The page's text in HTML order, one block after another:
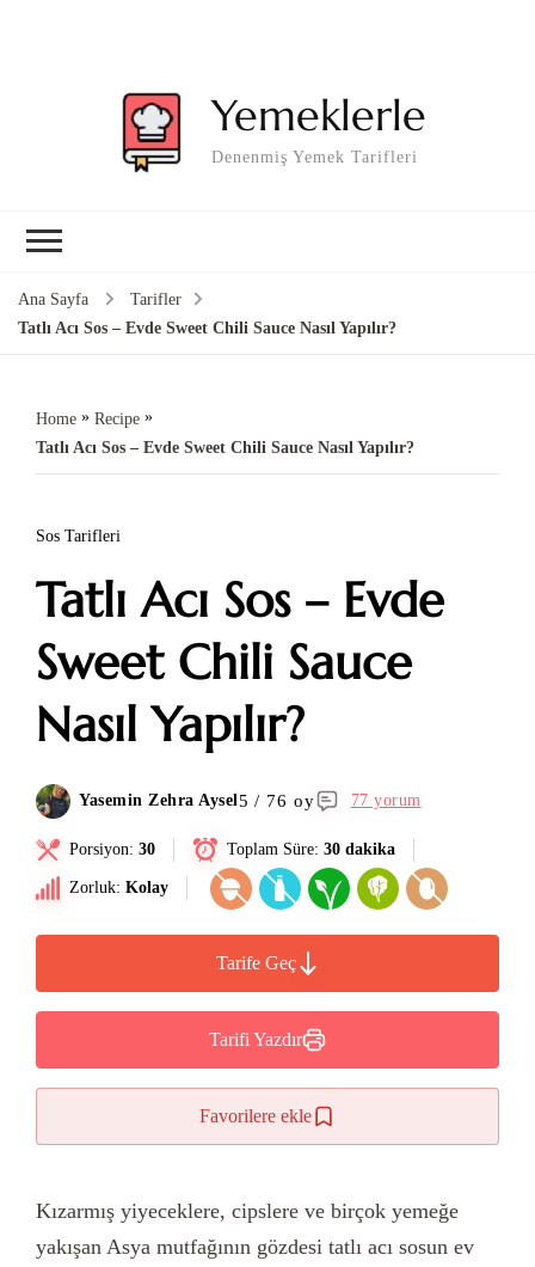
Yemeklerle
Denenmiş Yemek Tarifleri
Ana Sayfa
Tarifler
Tatlı Acı Sos – Evde Sweet Chili Sauce Nasıl Yapılır?
Home » Recipe »
Tatlı Acı Sos – Evde Sweet Chili Sauce Nasıl Yapılır?
Sos Tarifleri
Tatlı Acı Sos – Evde
Sweet Chili Sauce
Nasıl Yapılır?
Yasemin Zehra Aysel5 / 76 oy 77 yorum
Porsiyon: 30 Toplam Süre: 30 dakika
Zorluk: Kolay
Tarife Geç
Tarifi Yazdır
Favorilere ekle
Kızarmış yiyeceklere, cipslere ve birçok yemeğe
yakışan Asya mutfağının gözdesi tatlı acı sosun ev